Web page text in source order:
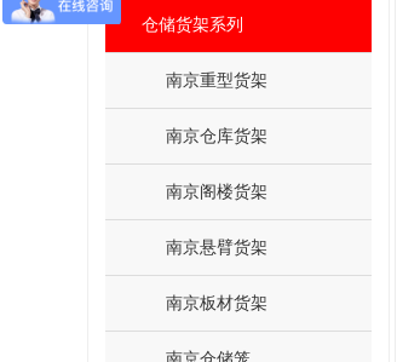
仓储货架系列
南京重型货架
南京仓库货架
南京阁楼货架
南京悬臂货架
南京板材货架